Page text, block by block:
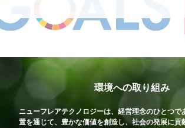
環境への取り組み
ニューフレアテクノロジーは、経営理念のひとつで
置を通じて、豊かな価値を創造し、社会の発展に貢